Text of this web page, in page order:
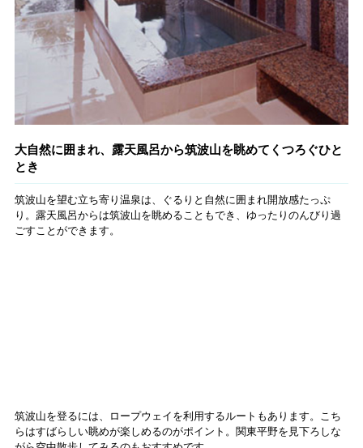
大自然に囲まれ、露天風呂から筑波山を眺めてくつろぐひと
とき
筑波山を望む立ち寄り温泉は、ぐるりと自然に囲まれ開放感たっぷ
り。露天風呂からは筑波山を眺めることもでき、ゆったりのんびり過
ごすことができます。
筑波山を登るには、ロープウェイを利用するルートもあります。こち
らはすばらしい眺めが楽しめるのがポイント。関東平野を見下ろしな